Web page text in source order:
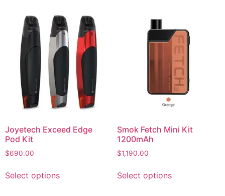
Joyetech Exceed Edge
Pod Kit
$690.00
Select options
Smok Fetch Mini Kit
1200mAh
$1,190.00
Select options